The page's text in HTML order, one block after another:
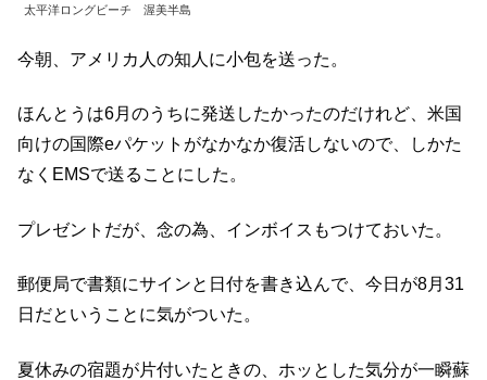
太平洋ロングビーチ 渥美半島
今朝、アメリカ人の知人に小包を送った。
ほんとうは6月のうちに発送したかったのだけれど、米国
向けの国際eパケットがなかなか復活しないので、しかた
なくEMSで送ることにした。
プレゼントだが、念の為、インボイスもつけておいた。
郵便局で書類にサインと日付を書き込んで、今日が8月31
日だということに気がついた。
夏休みの宿題が片付いたときの、ホッとした気分が一瞬蘇